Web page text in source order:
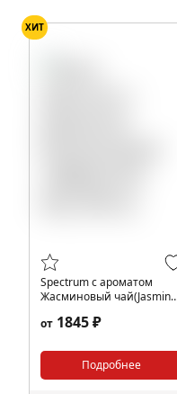
ХИТ
Spectrum с ароматом
Жасминовый чай(Jasmine
от 1845 ₽
Подробнее